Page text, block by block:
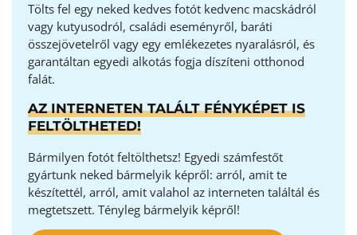
Tölts fel egy neked kedves fotót kedvenc macskádról
vagy kutyusodról, családi eseményről, baráti
összejövetelről vagy egy emlékezetes nyaralásról, és
garantáltan egyedi alkotás fogja díszíteni otthonod
falát.
AZ INTERNETEN TALÁLT FÉNYKÉPET IS
FELTÖLTHETED!
Bármilyen fotót feltölthetsz! Egyedi számfestőt
gyártunk neked bármelyik képről: arról, amit te
készítettél, arról, amit valahol az interneten találtál és
megtetszett. Tényleg bármelyik képről!